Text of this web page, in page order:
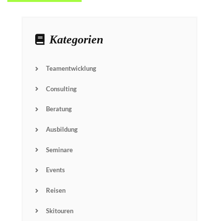
Kategorien
Teamentwicklung
Consulting
Beratung
Ausbildung
Seminare
Events
Reisen
Skitouren